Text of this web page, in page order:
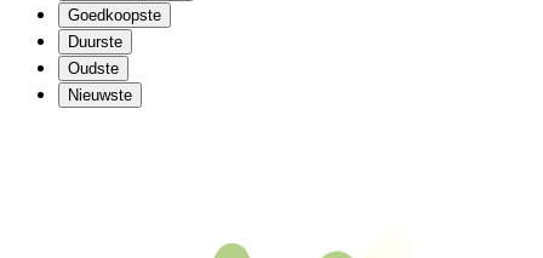
Goedkoopste
Duurste
Oudste
Nieuwste